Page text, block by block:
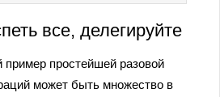
все, делегируйте
простейшей разовой
может быть множество в